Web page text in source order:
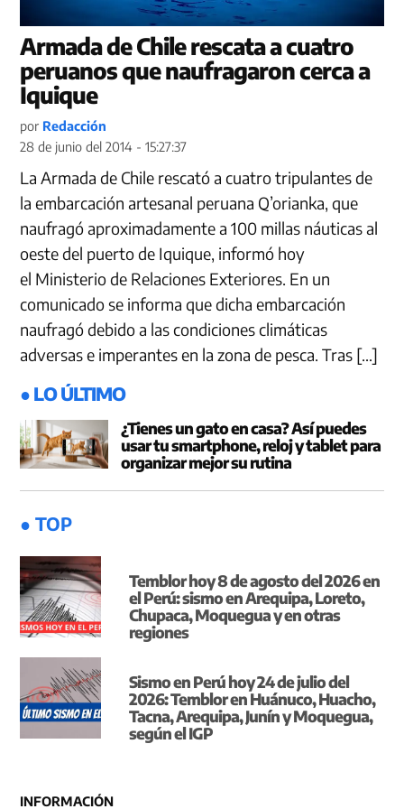
Armada de Chile rescata a cuatro
peruanos que naufragaron cerca a
Iquique
por Redacción
28 de junio del 2014 - 15:27:37
La Armada de Chile rescató a cuatro tripulantes de
la embarcación artesanal peruana Q’orianka, que
naufragó aproximadamente a 100 millas náuticas al
oeste del puerto de Iquique, informó hoy
el Ministerio de Relaciones Exteriores. En un
comunicado se informa que dicha embarcación
naufragó debido a las condiciones climáticas
adversas e imperantes en la zona de pesca. Tras […]
● LO ÚLTIMO
¿Tienes un gato en casa? Así puedes
usar tu smartphone, reloj y tablet para
organizar mejor su rutina
● TOP
Temblor hoy 8 de agosto del 2026 en
el Perú: sismo en Arequipa, Loreto,
Chupaca, Moquegua y en otras
regiones
Sismo en Perú hoy 24 de julio del
2026: Temblor en Huánuco, Huacho,
Tacna, Arequipa, Junín y Moquegua,
según el IGP
INFORMACIÓN